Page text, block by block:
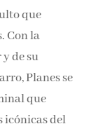
patrón
recientes.
y de
a un